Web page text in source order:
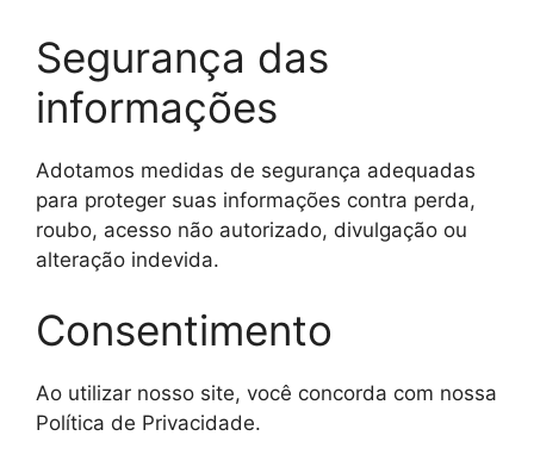
Segurança das
informações
Adotamos medidas de segurança adequadas
para proteger suas informações contra perda,
roubo, acesso não autorizado, divulgação ou
alteração indevida.
Consentimento
Ao utilizar nosso site, você concorda com nossa
Política de Privacidade.